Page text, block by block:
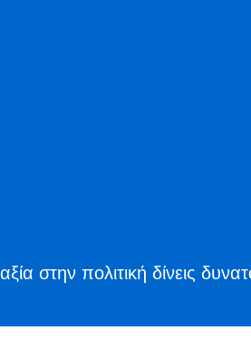
στην πολιτική δίνεις